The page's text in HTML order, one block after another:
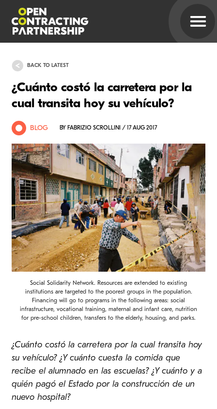
BACK TO LATEST
¿Cuánto costó la carretera por la
cual transita hoy su vehículo?
BLOG BY FABRIZIO SCROLLINI / 17 AUG 2017
Social Solidarity Network. Resources are extended to existing
institutions are targeted to the poorest groups in the population.
Financing will go to programs in the following areas: social
infrastructure, vocational training, maternal and infant care, nutrition
for pre-school children, transfers to the elderly, housing, and parks.
¿Cuánto costó la carretera por la cual transita hoy
su vehículo? ¿Y cuánto cuesta la comida que
recibe el alumnado en las escuelas? ¿Y cuánto y a
quién pagó el Estado por la construcción de un
nuevo hospital?